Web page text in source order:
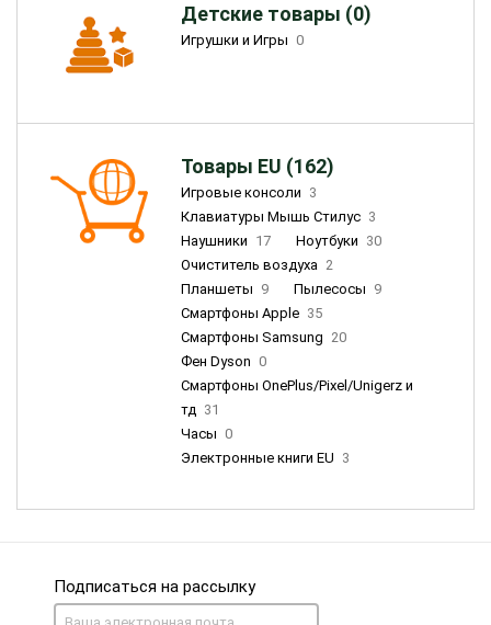
Детские товары (0)
Игрушки и Игры 0
Товары EU (162)
Игровые консоли 3
Клавиатуры Мышь Стилус 3
Наушники 17 Ноутбуки 30
Очиститель воздуха 2
Планшеты 9 Пылесосы 9
Смартфоны Apple 35
Смартфоны Samsung 20
Фен Dyson 0
Смартфоны OnePlus/Pixel/Unigerz и
тд 31
Часы 0
Электронные книги EU 3
Подписаться на рассылку